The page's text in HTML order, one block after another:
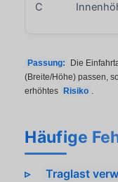
C
Passung: Die
(Breite/Höhe) passen,
erhöhtes
Risiko .
Häufige
Traglast